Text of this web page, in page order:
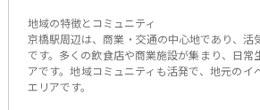
地域の特徴とコミュニティ
京橋駅周辺は、商業・交通の中心地であり、活
です。多くの飲食店や商業施設が集まり、日常
アです。地域コミュニティも活発で、地元のイ
エリアです。